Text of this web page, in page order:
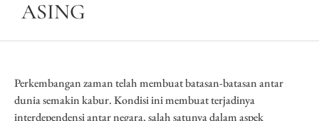
ASING
Perkembangan zaman telah membuat batasan-batasan antar
dunia semakin kabur. Kondisi ini membuat terjadinya
interdependensi antar negara, salah satunya dalam aspek